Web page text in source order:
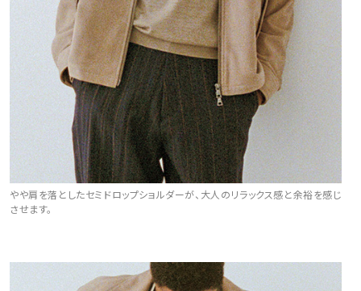
やや肩を落としたセミドロップショルダーが、大人のリラックス感と余裕を感じ
させます。